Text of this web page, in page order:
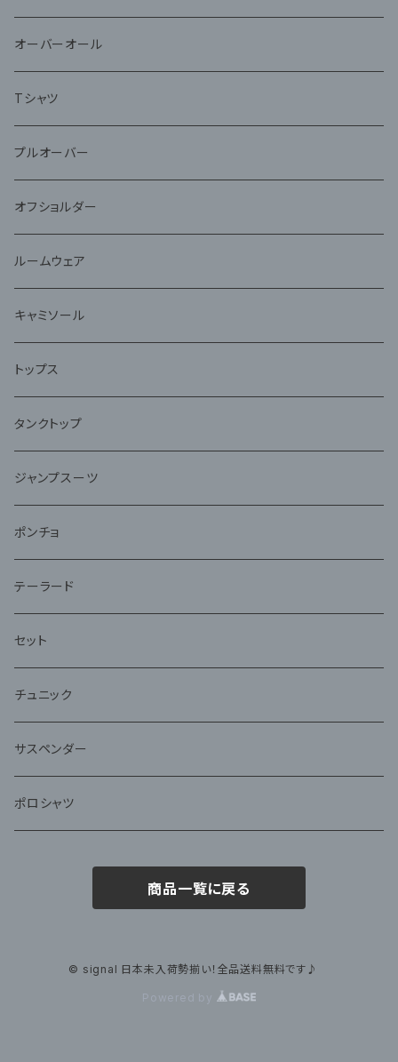
オーバーオール
Tシャツ
プルオーバー
オフショルダー
ルームウェア
キャミソール
トップス
タンクトップ
ジャンプスーツ
ポンチョ
テーラード
セット
チュニック
サスペンダー
ポロシャツ
商品一覧に戻る
© signal 日本未入荷勢揃い！全品送料無料です♪
Powered by